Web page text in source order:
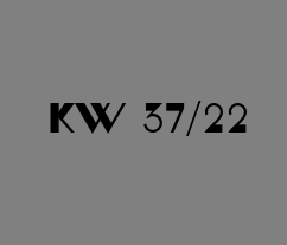
KW 37/22